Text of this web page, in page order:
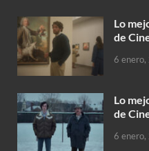
Lo
de
6
Lo
de
6